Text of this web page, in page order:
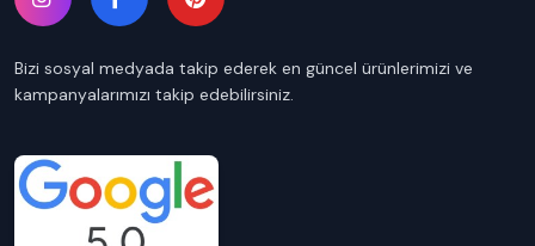
Bizi sosyal medyada takip ederek en güncel ürünlerimizi ve
kampanyalarımızı takip edebilirsiniz.